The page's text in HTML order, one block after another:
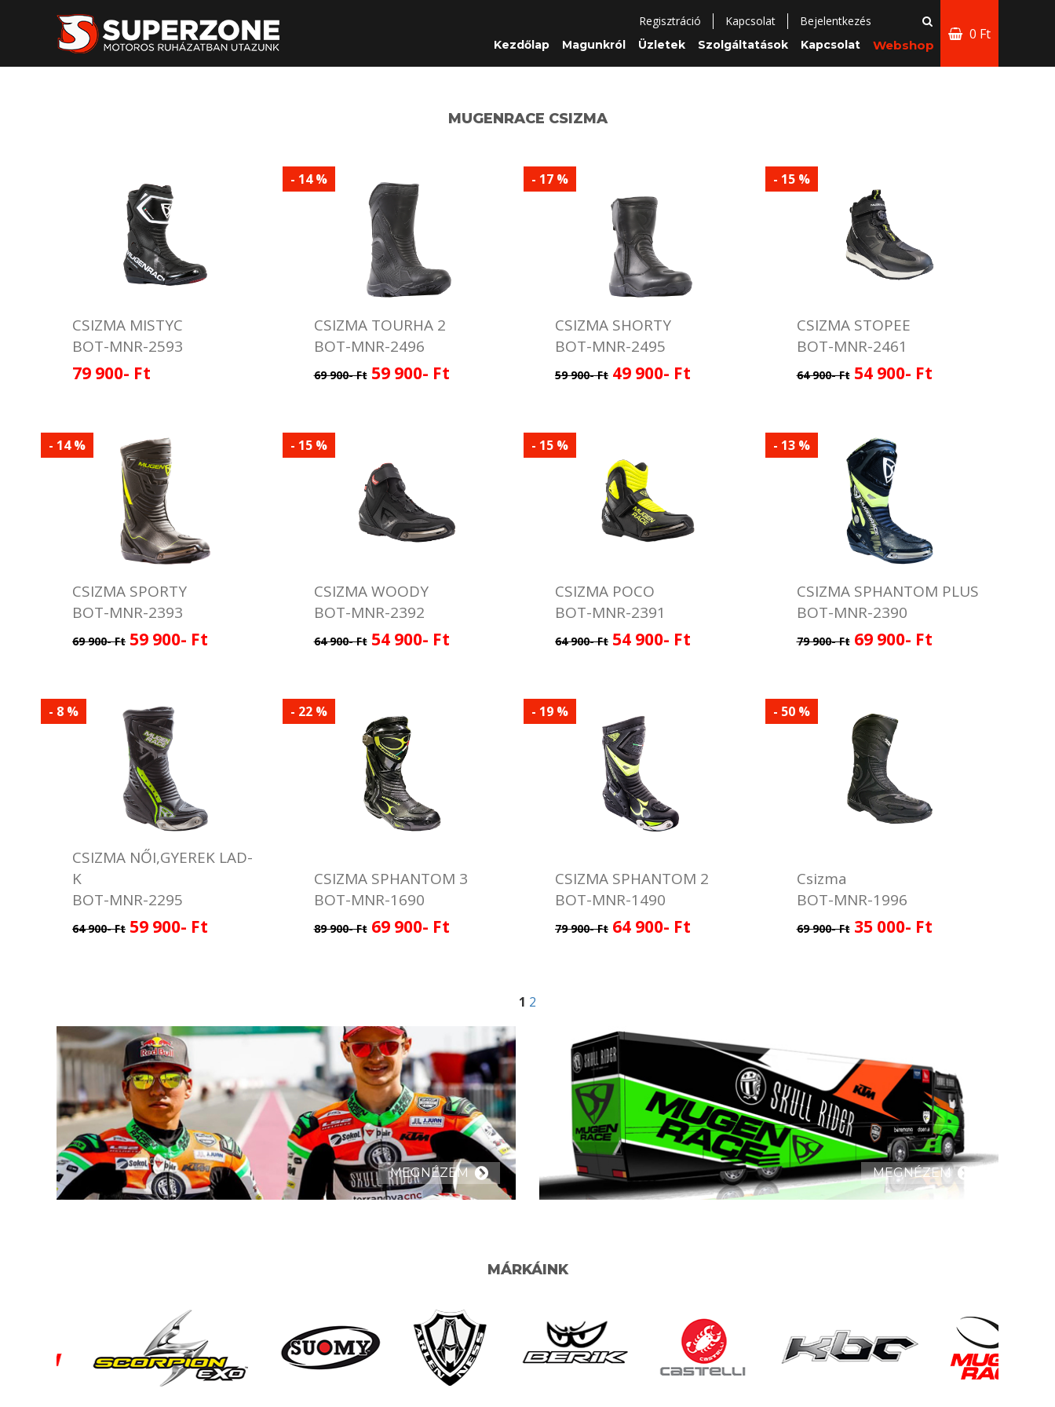
Regisztráció Kapcsolat Bejelentkezés
Kezdőlap Magunkról Üzletek Szolgáltatások Kapcsolat Webshop
0 Ft
MUGENRACE CSIZMA
CSIZMA MISTYC
BOT-MNR-2593
79 900- Ft
- 14 %
CSIZMA TOURHA 2
BOT-MNR-2496
69 900- Ft 59 900- Ft
- 17 %
CSIZMA SHORTY
BOT-MNR-2495
59 900- Ft 49 900- Ft
- 15 %
CSIZMA STOPEE
BOT-MNR-2461
64 900- Ft 54 900- Ft
- 14 %
CSIZMA SPORTY
BOT-MNR-2393
69 900- Ft 59 900- Ft
- 15 %
CSIZMA WOODY
BOT-MNR-2392
64 900- Ft 54 900- Ft
- 15 %
CSIZMA POCO
BOT-MNR-2391
64 900- Ft 54 900- Ft
- 13 %
CSIZMA SPHANTOM PLUS
BOT-MNR-2390
79 900- Ft 69 900- Ft
- 8 %
CSIZMA NŐI,GYEREK LAD-
K
BOT-MNR-2295
64 900- Ft 59 900- Ft
- 22 %
CSIZMA SPHANTOM 3
BOT-MNR-1690
89 900- Ft 69 900- Ft
- 19 %
CSIZMA SPHANTOM 2
BOT-MNR-1490
79 900- Ft 64 900- Ft
- 50 %
Csizma
BOT-MNR-1996
69 900- Ft 35 000- Ft
1 2
MEGNÉZEM MEGNÉZEM
MÁRKÁINK